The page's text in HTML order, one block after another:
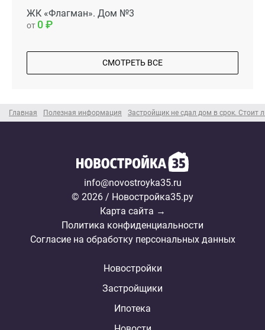
Главная Полезная информация Застройщик не сдал дом в срок. Стоит
ЖК «Флагман». Дом №3
от 0
СМОТРЕТЬ ВСЕ
info@novostroyka35.ru
© 2026 / Новостройка35.ру
Карта сайта →
Политика конфиденциальности
Согласие на обработку персональных данных
Новостройки
Застройщики
Ипотека